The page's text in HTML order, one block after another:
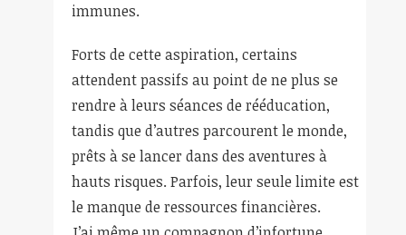
immunes.
Forts de cette aspiration, certains
attendent passifs au point de ne plus se
rendre à leurs séances de rééducation,
tandis que d’autres parcourent le monde,
prêts à se lancer dans des aventures à
hauts risques. Parfois, leur seule limite est
le manque de ressources financières.